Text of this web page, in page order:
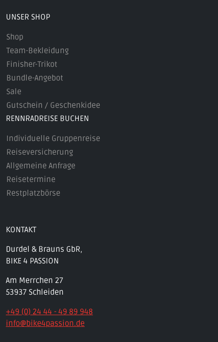
UNSER SHOP
Shop
Team-Bekleidung
Finisher-Trikot
Bundle-Angebot
Sale
Gutschein / Geschenkidee
RENNRADREISE BUCHEN
Individuelle Gruppenreise
Reiseversicherung
Allgemeine Anfrage
Reisetermine
Restplatzbörse
KONTAKT
Durdel & Brauns GbR,
BIKE 4 PASSION
Am Merrchen 27
53937 Schleiden
+49 (0) 24 44 - 49 89 948
info@bike4passion.de